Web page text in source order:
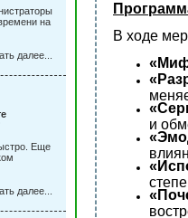
на
далее...
Еще
далее...
В ходе
и